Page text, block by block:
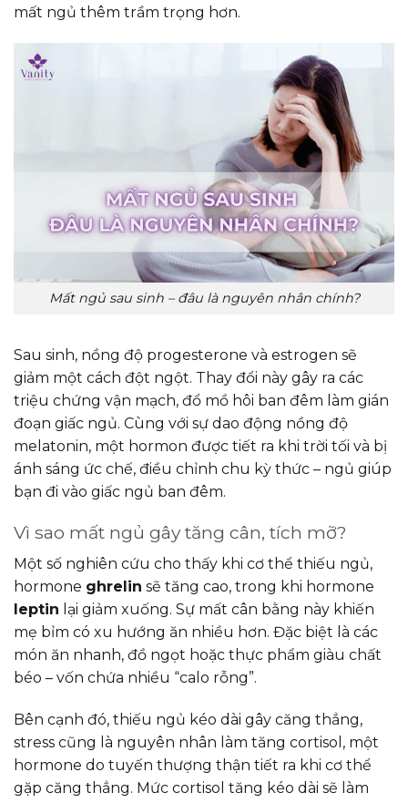
mất ngủ thêm trầm trọng hơn.
Mất ngủ sau sinh – đâu là nguyên nhân chính?
Sau sinh, nồng độ progesterone và estrogen sẽ
giảm một cách đột ngột. Thay đổi này gây ra các
triệu chứng vận mạch, đổ mồ hôi ban đêm làm gián
đoạn giấc ngủ. Cùng với sự dao động nồng độ
melatonin, một hormon được tiết ra khi trời tối và bị
ánh sáng ức chế, điều chỉnh chu kỳ thức – ngủ giúp
bạn đi vào giấc ngủ ban đêm.
Vì sao mất ngủ gây tăng cân, tích mỡ?
Một số nghiên cứu cho thấy khi cơ thể thiếu ngủ,
hormone ghrelin sẽ tăng cao, trong khi hormone
leptin lại giảm xuống. Sự mất cân bằng này khiến
mẹ bỉm có xu hướng ăn nhiều hơn. Đặc biệt là các
món ăn nhanh, đồ ngọt hoặc thực phẩm giàu chất
béo – vốn chứa nhiều “calo rỗng”.
Bên cạnh đó, thiếu ngủ kéo dài gây căng thẳng,
stress cũng là nguyên nhân làm tăng cortisol, một
hormone do tuyến thượng thận tiết ra khi cơ thể
gặp căng thẳng. Mức cortisol tăng kéo dài sẽ làm